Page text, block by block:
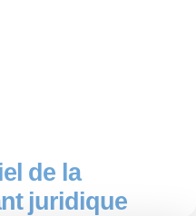
de la
juridique